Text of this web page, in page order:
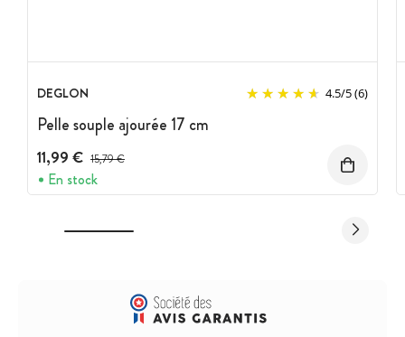
DEGLON 4.5/5(6)
Pelle souple ajourée 17 cm
11,99 € Prix avant réduction :
15,79 €
En stock